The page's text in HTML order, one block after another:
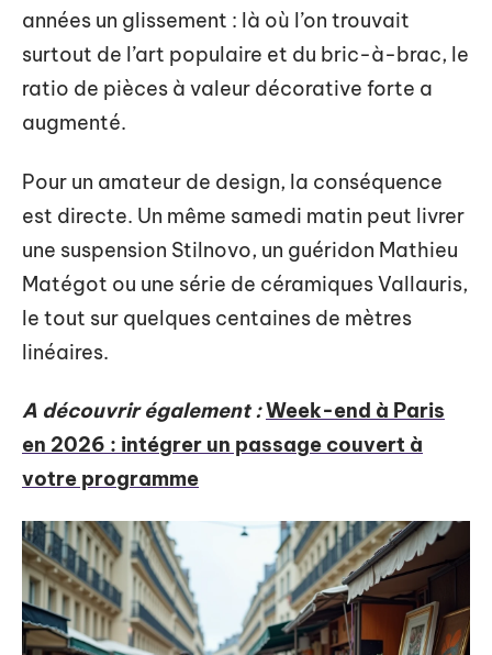
années un glissement : là où l’on trouvait
surtout de l’art populaire et du bric-à-brac, le
ratio de pièces à valeur décorative forte a
augmenté.
Pour un amateur de design, la conséquence
est directe. Un même samedi matin peut livrer
une suspension Stilnovo, un guéridon Mathieu
Matégot ou une série de céramiques Vallauris,
le tout sur quelques centaines de mètres
linéaires.
A découvrir également :Week-end à Paris
en 2026 : intégrer un passage couvert à
votre programme